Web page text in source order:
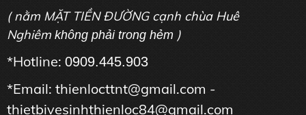
( nằm MẶT TIỀN ĐƯỜNG cạnh chùa Huê
Nghiêm không phải trong hẻm )
*Hotline: 0909.445.903
*Email: thienlocttnt@gmail.com -
thietbivesinhthienloc84@gmail.com